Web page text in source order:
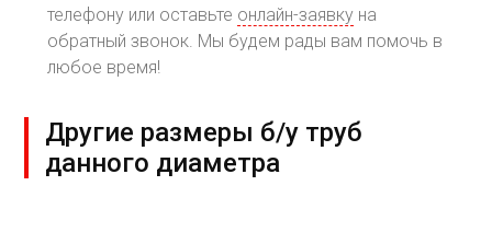
телефону или оставьте онлайн-заявкуна
обратный звонок. Мы будем рады вам помочь в
любое время!
Другие размеры б/у труб
данного диаметра